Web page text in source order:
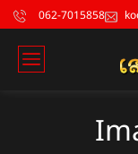
062-7015858